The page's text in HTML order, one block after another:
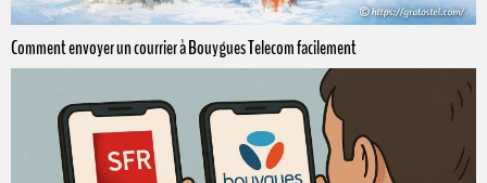
Comment envoyer un courrier à Bouygues Telecom facilement